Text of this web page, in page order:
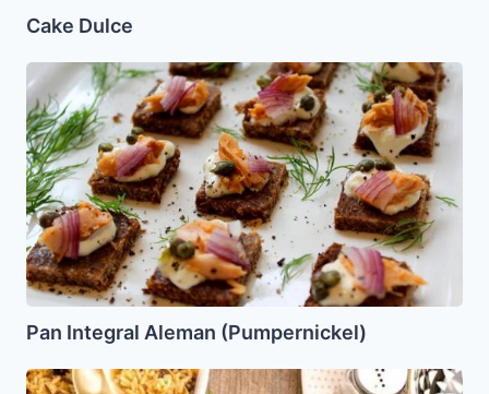
Cake Dulce
Pan
Integral
Aleman
(Pumpernickel)
Pan Integral Aleman (Pumpernickel)
Pollo